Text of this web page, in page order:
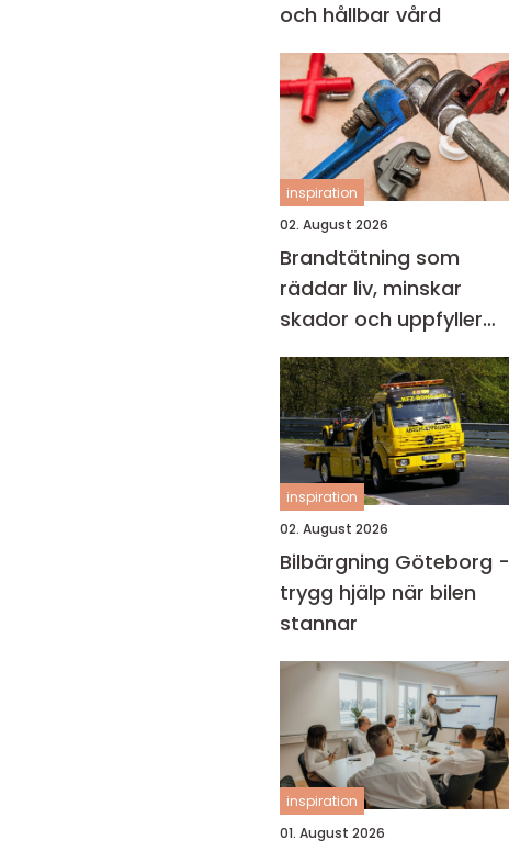
och hållbar vård
inspiration
02. August 2026
Brandtätning som
räddar liv, minskar
skador och uppfyller
lagkrav
inspiration
02. August 2026
Bilbärgning Göteborg -
trygg hjälp när bilen
stannar
inspiration
01. August 2026